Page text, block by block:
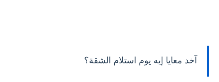
آخد معايا إيه يوم استلام الشقة؟